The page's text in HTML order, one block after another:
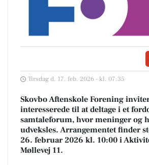
Tirsdag d. 17. feb. 2026 - kl. 07:35
Skovbo Aftenskole Forening
interesserede til at deltage i et
samtaleforum, hvor meninger og
udveksles. Arrangementet finder
26. februar 2026 kl. 10:00 i
Møllevej 11.